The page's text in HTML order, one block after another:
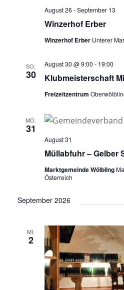
Winzerhof Erber
August 26 -September 13
Winzerhof Erber Unterer
SO.
30 Klubmeisterschaft
August 30 @ 9:00 - 19:00
Freizeitzentrum
MO.
31
Müllabfuhr – Gelber
August 31
Marktgemeinde Wölbling
Österreich
September 2026
MI.
2